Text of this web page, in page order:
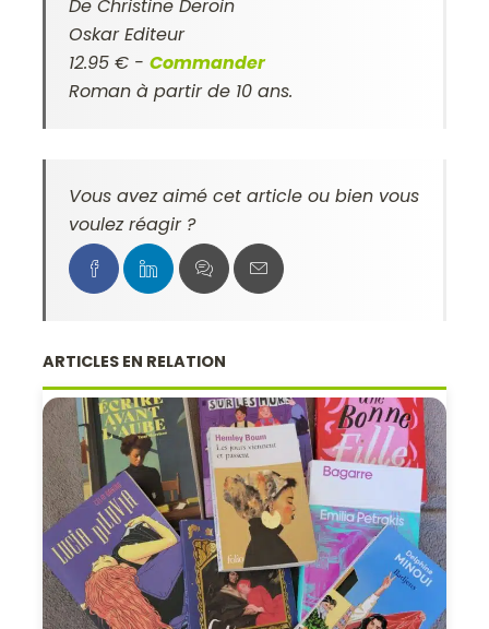
De Christine Deroin
Oskar Editeur
12.95 € -Commander
Roman à partir de 10 ans.
Vous avez aimé cet article ou bien vous
voulez réagir ?
ARTICLES EN RELATION